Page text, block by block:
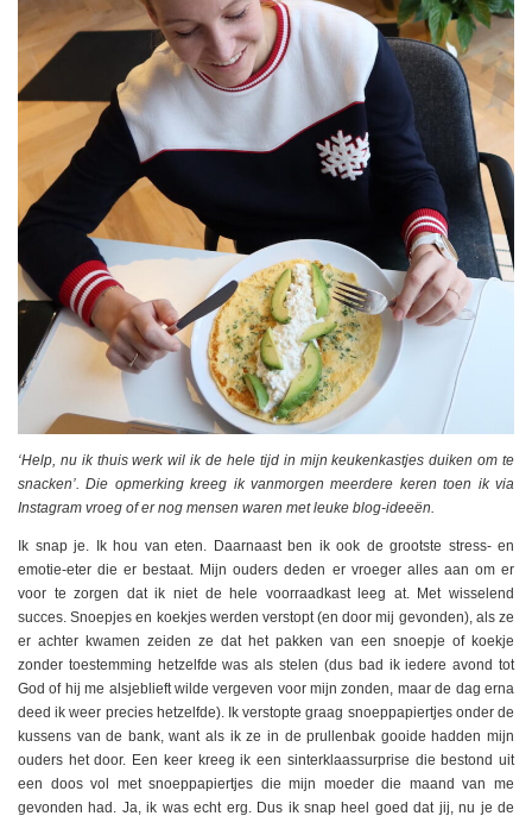
‘Help, nu ik thuis werk wil ik de hele tijd in mijn keukenkastjes duiken om te
snacken’. Die opmerking kreeg ik vanmorgen meerdere keren toen ik via
Instagram vroeg of er nog mensen waren met leuke blog-ideeën.
Ik snap je. Ik hou van eten. Daarnaast ben ik ook de grootste stress- en
emotie-eter die er bestaat. Mijn ouders deden er vroeger alles aan om er
voor te zorgen dat ik niet de hele voorraadkast leeg at. Met wisselend
succes. Snoepjes en koekjes werden verstopt (en door mij gevonden), als ze
er achter kwamen zeiden ze dat het pakken van een snoepje of koekje
zonder toestemming hetzelfde was als stelen (dus bad ik iedere avond tot
God of hij me alsjeblieft wilde vergeven voor mijn zonden, maar de dag erna
deed ik weer precies hetzelfde). Ik verstopte graag snoeppapiertjes onder de
kussens van de bank, want als ik ze in de prullenbak gooide hadden mijn
ouders het door. Een keer kreeg ik een sinterklaassurprise die bestond uit
een doos vol met snoeppapiertjes die mijn moeder die maand van me
gevonden had. Ja, ik was echt erg. Dus ik snap heel goed dat jij, nu je de